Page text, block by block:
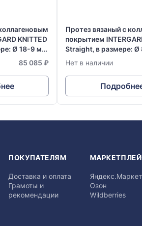
KNITTED
Ø 18-9 мм
85 085 ₽
Протез вязаный с
покрытием
Straight, в размере: Ø
см
Нет в наличии
ПОКУПАТЕЛЯМ
Доставка и оплата
Грамоты и
рекомендации
Яндекс.Маркет
Озон
Wildberries